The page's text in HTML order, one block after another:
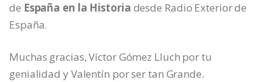
de España en la Historia desde Radio Exterior de
España.
Muchas gracias, Víctor Gómez Lluch por tu
genialidad y Valentín por ser tan Grande.